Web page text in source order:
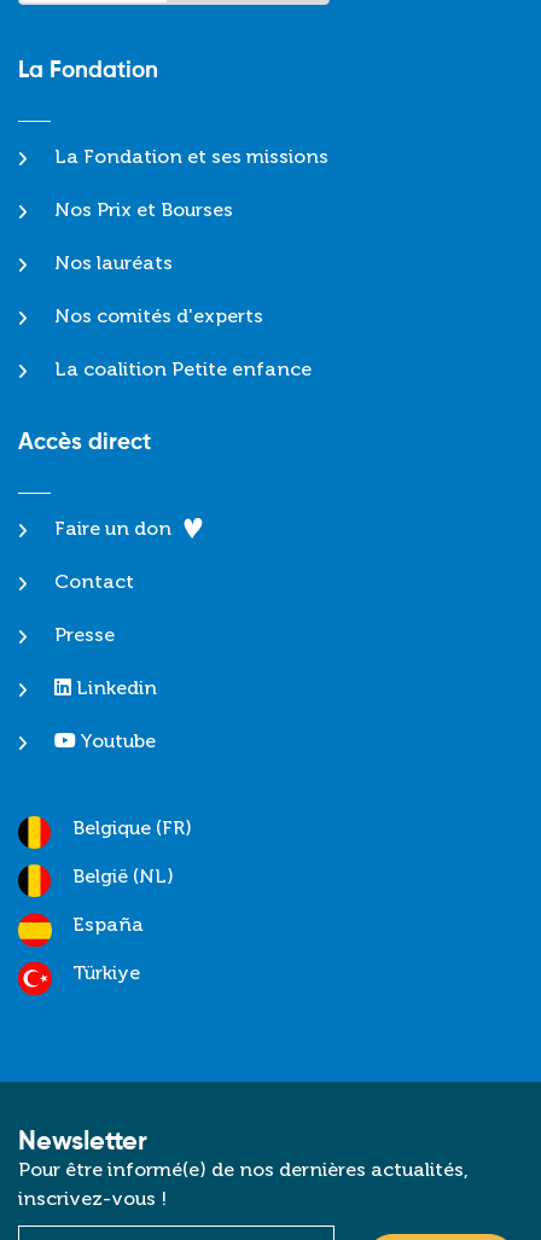
La Fondation
La Fondation et ses missions
Nos Prix et Bourses
Nos lauréats
Nos comités d'experts
La coalition Petite enfance
Accès direct
Faire un don
Contact
Presse
Linkedin
Youtube
Belgique (FR)
België (NL)
España
Türkiye
Newsletter
Pour être informé(e) de nos dernières actualités,
inscrivez-vous !